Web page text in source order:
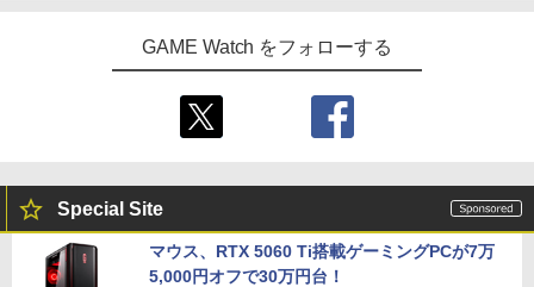
GAME Watch をフォローする
Special Site
マウス、RTX 5060 Ti搭載ゲーミングPCが7万
5,000円オフで30万円台！